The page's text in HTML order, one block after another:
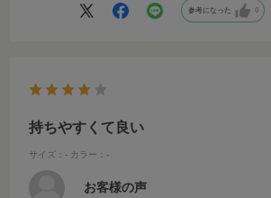
参考になった 0
持ちやすくて良い
サイズ：- カラー：-
お客様の声